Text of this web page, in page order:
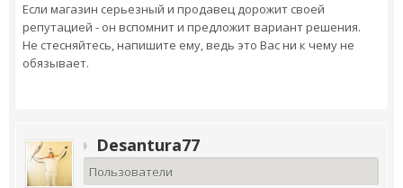
Если магазин серьезный и продавец дорожит своей
репутацией - он вспомнит и предложит вариант решения.
Не стесняйтесь, напишите ему, ведь это Вас ни к чему не
обязывает.
Desantura77
Пользователи